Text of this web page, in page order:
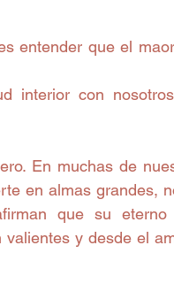
entender que el
interior con
En muchas de
en almas grandes,
que su eterno
y desde el